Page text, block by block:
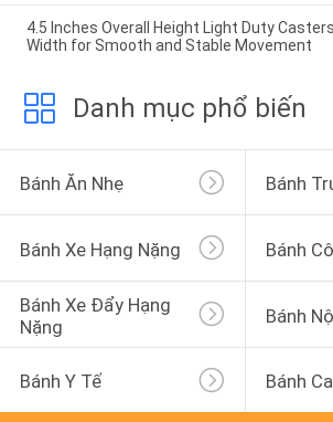
4.5 Inches Overall Height Light Duty
Width for Smooth and Stable Movement
Danh mục phổ biến
Bánh Ăn Nhẹ
Bánh
Bánh Xe Hạng Nặng Bánh
Bánh Xe Đẩy Hạng
Nặng
Bánh
Bánh Y Tế Bánh